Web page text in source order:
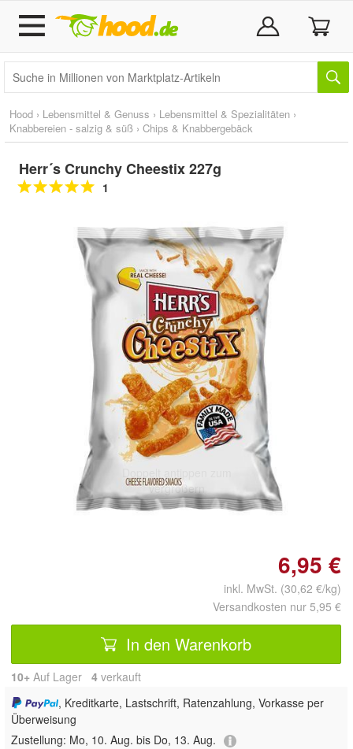
Hood › Lebensmittel & Genuss › Lebensmittel & Spezialitäten ›
Knabbereien - salzig & süß › Chips & Knabbergebäck
Herr´s Crunchy Cheestix 227g
1
vergrößern
6,95 €
inkl. MwSt. (30,62 €/kg)
Versandkosten nur 5,95 €
In den Warenkorb
10+ Auf Lager 4 verkauft
, Kreditkarte, Lastschrift, Ratenzahlung, Vorkasse per
Überweisung
Zustellung: Mo, 10. Aug. bis Do, 13. Aug.